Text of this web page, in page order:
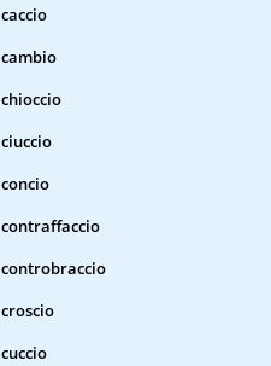
caccio
cambio
chioccio
ciuccio
concio
contraffaccio
controbraccio
croscio
cuccio